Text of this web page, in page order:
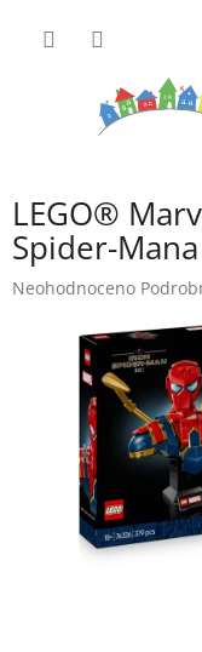
LEGO®
Spider-Mana
Průměrné
produktu
hvězdiček.
Neohodnoceno